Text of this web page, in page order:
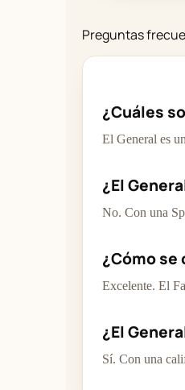
Preguntas
¿Cuáles
El General es
¿El
No. Con una
¿Cómo
Excelente. El
¿El
Sí. Con una